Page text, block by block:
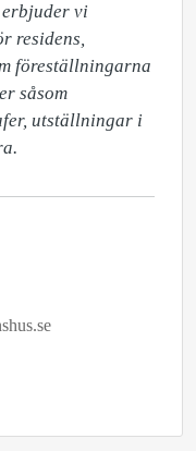
erbjuder vi
residens,
föreställningarna
såsom
utställningar i